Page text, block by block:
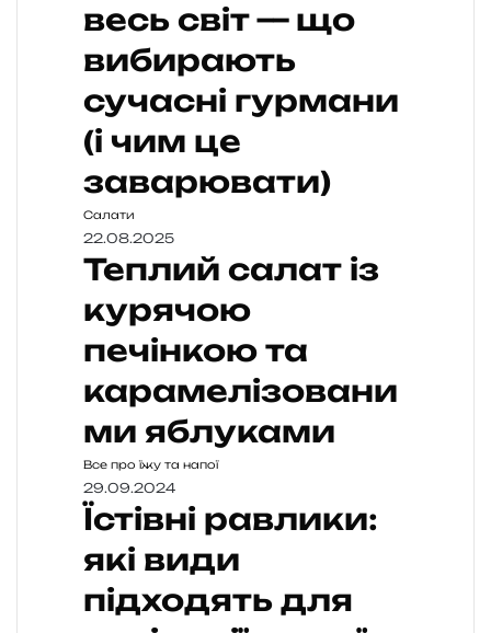
весь світ — що
вибирають
сучасні гурмани
(і чим це
заварювати)
Салати
22.08.2025
Теплий салат із
курячою
печінкою та
карамелізовани
ми яблуками
Все про їжу та напої
29.09.2024
Їстівні равлики:
які види
підходять для